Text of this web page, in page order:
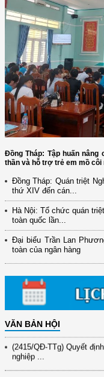
Đồng Tháp: Tập huấn
thần và hỗ trợ trẻ em mồ côi
Đồng Tháp: Quán triệt
thứ XIV đến cán...
Hà Nội: Tổ chức quán
toàn quốc lần...
Đại biểu Trần Lan
toàn của ngân hàng
VĂN BẢN HỘI
(12/TB-HĐKH) V/v đăng
đổi mới ...
(898/KH/ĐCT) Kế hoạch
(417/QĐ-BNNMT) Quyết
xây dựng ...
(891/KH-ĐCT) Kế hoạch
(2415/QĐ-TTg) Quyết
nghiệp ...